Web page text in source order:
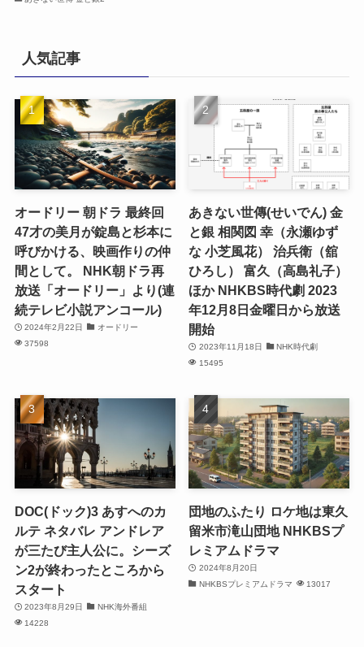
人気記事
オードリー 朝ドラ 最終回
47才の美月が錠島と杉本に
呼びかける、映画作りの仲
間として。 NHK朝ドラ再
放送「オードリー」より(連
続テレビ小説アンコール)
2024年2月22日
オードリー
37598
あきない世傳(せいでん) 金
と銀 相関図 幸（永瀬ゆず
な 小芝風花） 治兵衛（舘
ひろし） 富久（高島礼子）
ほか NHKBS時代劇 2023
年12月8日金曜日から放送
開始
2023年11月18日
NHK時代劇
15495
DOC(ドック)3 あすへのカ
ルテ ネタバレ アンドレア
が三たび主人公に。シーズ
ン2が終わったところから
スタート
2023年8月29日
NHK海外番組
14228
団地のふたり ロケ地は東久
留米市滝山団地 NHKBSプ
レミアムドラマ
2024年8月20日
NHKBSプレミアムドラマ
13017